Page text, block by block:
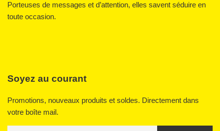
Porteuses de messages et d’attention, elles savent séduire en
toute occasion.
Soyez au courant
Promotions, nouveaux produits et soldes. Directement dans
votre boîte mail.